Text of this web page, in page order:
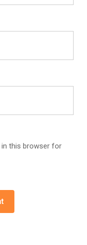
in this browser for